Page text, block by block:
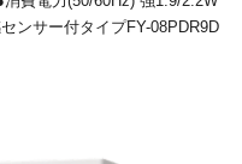
ンサー付タイプFY-08PDR9D